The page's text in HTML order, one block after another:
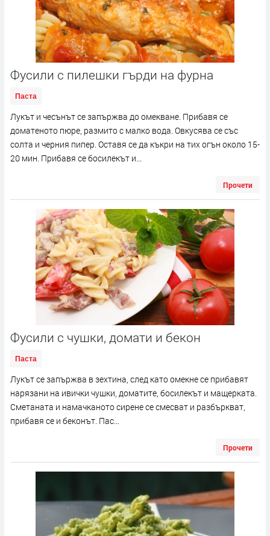
Фусили с пилешки гърди на фурна
Паста
Лукът и чесънът се запържва до омекване. Прибавя се
доматеното пюре, размито с малко вода. Овкусява се със
солта и черния пипер. Оставя се да къкри на тих огън около 15-
20 мин. Прибавя се босилекът и...
Прочети
Фусили с чушки, домати и бекон
Паста
Лукът се запържва в зехтина, след като омекне се прибавят
нарязани на ивички чушки, доматите, босилекът и мащерката.
Сметаната и намачканото сирене се смесват и разбъркват,
прибавя се и беконът. Пас...
Прочети